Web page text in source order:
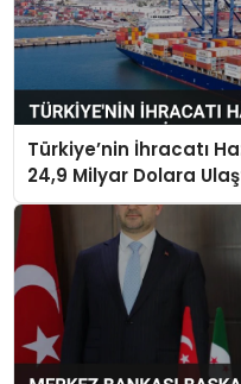
Türkiye’nin İhracatı
24,9 Milyar Dolara